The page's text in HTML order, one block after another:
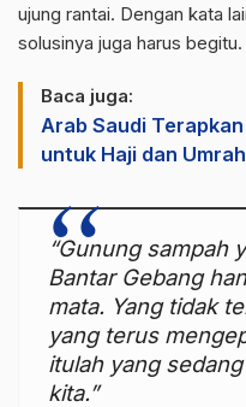
ujung rantai. Dengan kata
solusinya juga harus begitu.
Baca juga:
Arab Saudi
untuk Haji dan Umrah
“Gunung sampah
Bantar Gebang
mata. Yang tidak
yang terus
itulah yang
kita.”